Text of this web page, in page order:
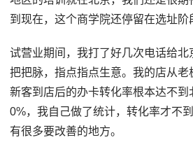
到现在，这个商学院还停留在选址阶
试营业期间，我打了好几次电话给
把把脉，指点指点生意。我的店从老
新客到店后的办卡转化率根本达不到
0%，我自己做了统计，转化率才不
有很多要改善的地方。